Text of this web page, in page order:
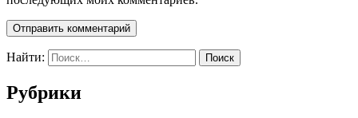
Найти:
Рубрики